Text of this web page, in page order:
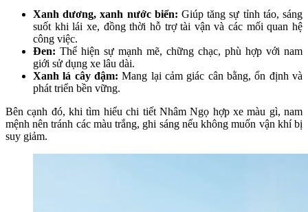
Xanh dương, xanh nước biển: Giúp tăng sự tỉnh táo, sáng
suốt khi lái xe, đồng thời hỗ trợ tài vận và các mối quan hệ
công việc.
Đen: Thể hiện sự mạnh mẽ, chững chạc, phù hợp với nam
giới sử dụng xe lâu dài.
Xanh lá cây đậm: Mang lại cảm giác cân bằng, ổn định và
phát triển bền vững.
Bên cạnh đó, khi tìm hiểu chi tiết Nhâm Ngọ hợp xe màu gì, nam
mệnh nên tránh các màu trắng, ghi sáng nếu không muốn vận khí bị
suy giảm.